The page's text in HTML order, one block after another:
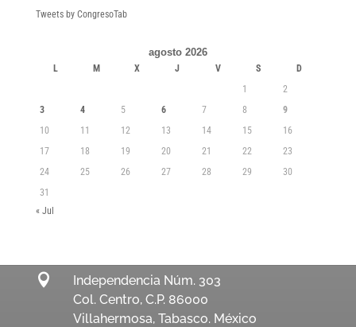
Tweets by CongresoTab
agosto 2026
L M X J V S
D
1
2
3
4 5 6 7 8
9
10
11 12 13 14 15
16
17
18 19 20 21 22
23
24
25 26 27 28 29
30
31
« Jul

Independencia Núm. 303
Col. Centro, C.P. 86000
Villahermosa, Tabasco. México